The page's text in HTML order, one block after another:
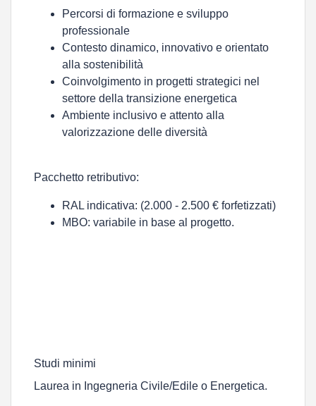
Percorsi di formazione e sviluppo
professionale
Contesto dinamico, innovativo e orientato
alla sostenibilità
Coinvolgimento in progetti strategici nel
settore della transizione energetica
Ambiente inclusivo e attento alla
valorizzazione delle diversità
Pacchetto retributivo:
RAL indicativa: (2.000 - 2.500 € forfetizzati)
MBO: variabile in base al progetto.
Studi minimi
Laurea in Ingegneria Civile/Edile o Energetica.